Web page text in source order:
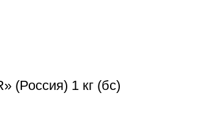
(Россия) 1 кг (бс)